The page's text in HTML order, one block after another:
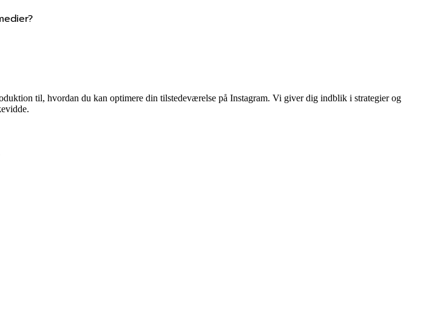
til, hvordan du kan optimere din tilstedeværelse på Instagram. Vi giver dig indblik i strategier og